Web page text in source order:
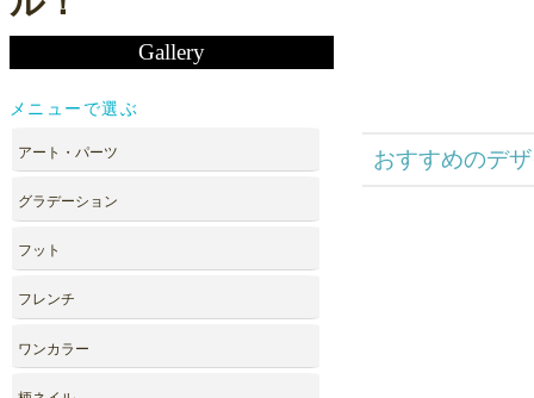
Gallery
メニューで選ぶ
アート・パーツ
グラデーション
フット
フレンチ
ワンカラー
おすすめのデ